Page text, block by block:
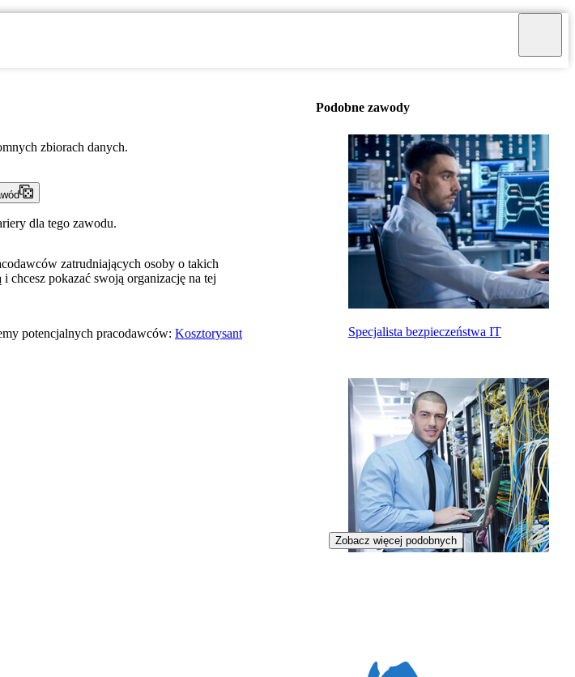
zbiorach danych.
dla tego zawodu.
zatrudniających osoby o takich
chcesz pokazać swoją organizację na tej
potencjalnych pracodawców: Kosztorysant
Podobne zawody
Specjalista bezpieczeństwa IT
Zobacz więcej podobnych